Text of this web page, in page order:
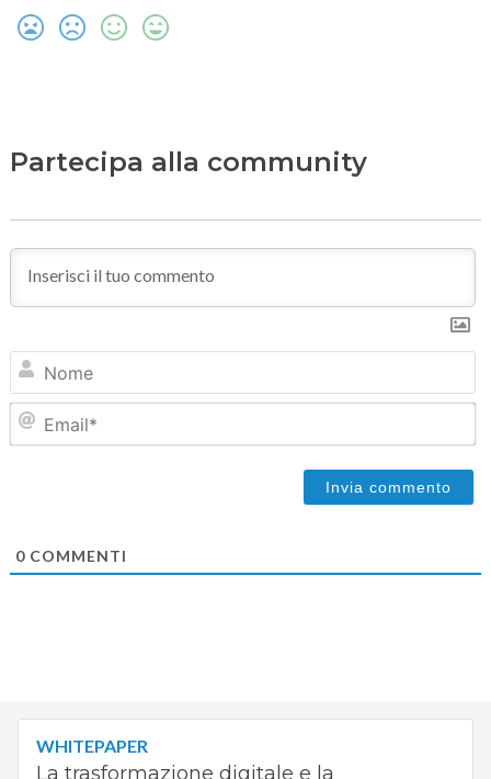
Partecipa alla community
0COMMENTI
WHITEPAPER
La trasformazione digitale e la